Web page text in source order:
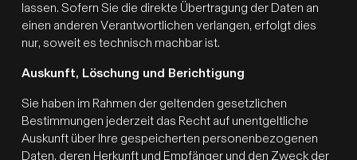
lassen. Sofern Sie die direkte Übertragung der Daten an
einen anderen Verantwortlichen verlangen, erfolgt dies
nur, soweit es technisch machbar ist.
Auskunft, Löschung und Berichtigung
Sie haben im Rahmen der geltenden gesetzlichen
Bestimmungen jederzeit das Recht auf unentgeltliche
Auskunft über Ihre gespeicherten personenbezogenen
Daten, deren Herkunft und Empfänger und den Zweck der